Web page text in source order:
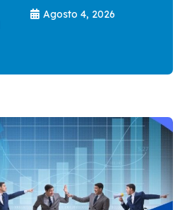
Agosto 4, 2026